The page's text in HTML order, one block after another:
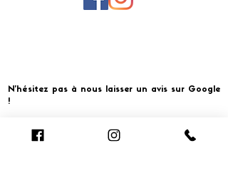
N'hésitez pas à nous laisser un avis sur Google
!